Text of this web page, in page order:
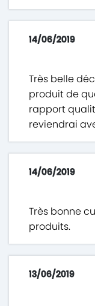
14/06/2019
Très belle
produit de
rapport
reviendrai
14/06/2019
Très bonne
produits.
13/06/2019